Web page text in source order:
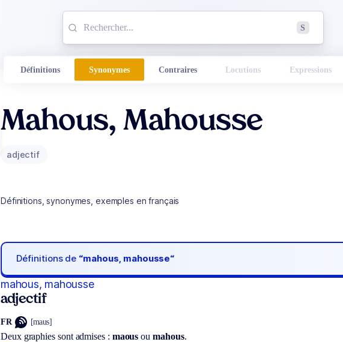
S
Définitions Synonymes Contraires Locutions Expressions
Mahous, Mahousse
adjectif
Définitions, synonymes, exemples en français
Définitions de “mahous, mahousse“
mahous, mahousse
adjectif
FR [maus]
Deux graphies sont admises : maous oumahous.